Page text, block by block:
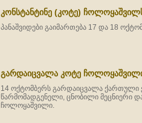
კონსტანტინე (კოტე)
პანაშვიდები გაიმართება 17 და 18
გარდაიცვალა კოტე
14 ოქტომბერს გარდაიცვალა
წარმომადგენელი, ცნობილი მეცნიერი
ჩოლოყაშვილი.